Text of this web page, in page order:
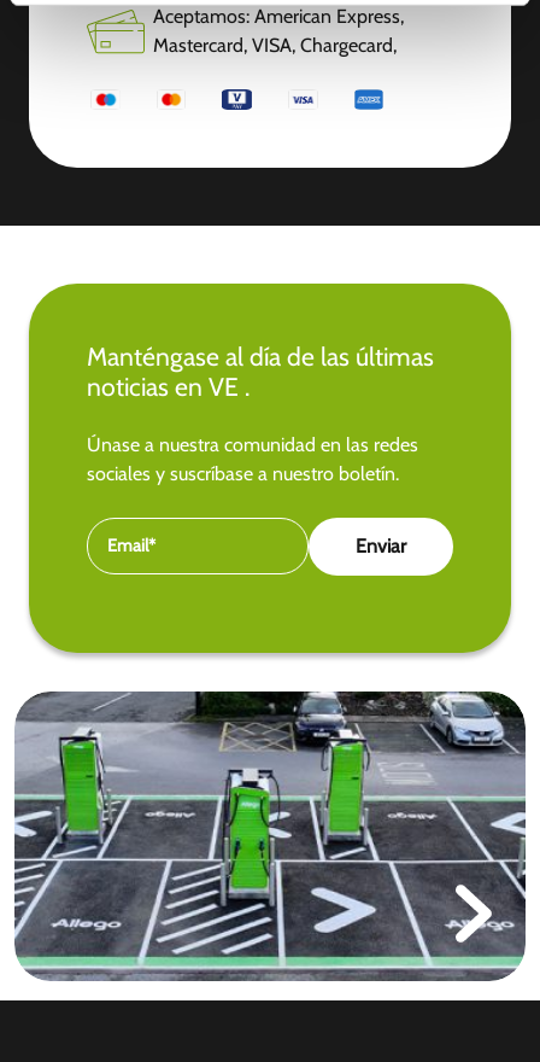
Aceptamos: American Express,
Mastercard, VISA, Chargecard,
Manténgase al día de las últimas
noticias en VE .
Únase a nuestra comunidad en las redes
sociales y suscríbase a nuestro boletín.